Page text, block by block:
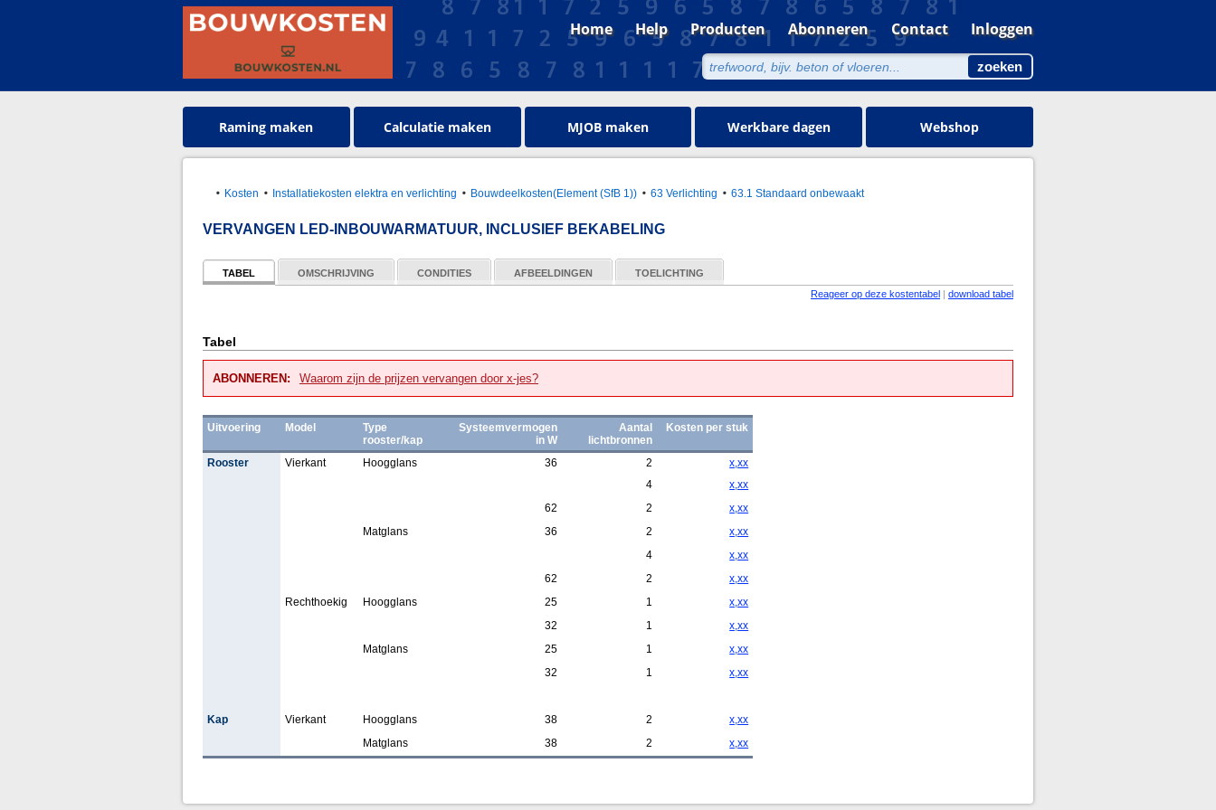
Home Help Producten Abonneren Contact Inloggen
Raming maken Calculatie maken MJOB maken Werkbare dagen Webshop
Kosten Installatiekosten elektra en verlichting Bouwdeelkosten(Element (SfB 1)) 63 Verlichting 63.1 Standaard onbewaakt
VERVANGEN LED-INBOUWARMATUUR, INCLUSIEF BEKABELING
TABEL OMSCHRIJVING CONDITIES AFBEELDINGEN
TOELICHTING
Reageer op deze kostentabel | download tabel
Tabel
ABONNEREN: Waarom zijn de prijzen vervangen door x-jes?
Uitvoering Model
Type
rooster/kap
Systeemvermogen
in W
Aantal
lichtbronnen
Kosten per stuk
Rooster Vierkant Hoogglans 36 2
x,xx
4
x,xx
62
2
x,xx
Matglans
36 2
x,xx
4
x,xx
62
2
x,xx
Rechthoekig
Hoogglans 25 1
x,xx
32
1
x,xx
Matglans
25 1
x,xx
32
1 x,xx
Kap Vierkant Hoogglans 38 2
x,xx
Matglans
38 2 x,xx